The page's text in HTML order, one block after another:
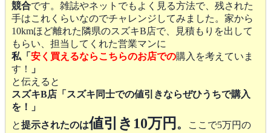
競合です。雑誌やネットでもよく見る方法で、残された
手はこれくらいなのでチャレンジしてみました。家から
10kmほど離れた隣県のスズキB店で、見積もりを出して
もらい、担当してくれた営業マンに
私「 安く買えるならこちらのお店での購入を考えていま
す！
」
と伝えると
スズキB店「スズキ同士での値引きならぜひうちで購入
を！」
と提示されたのは値引き10万円 。
ここで5万円の